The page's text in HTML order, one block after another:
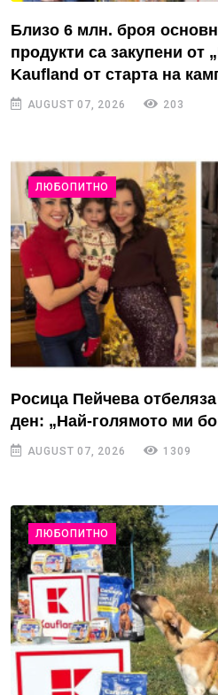
Близо 6 млн. броя
продукти са закупени от
Kaufland от старта на
AUGUST 07, 2026 203
ЛЮБОПИТНО
Росица Пейчева
ден: „Най-голямото ми
AUGUST 07, 2026 1309
ЛЮБОПИТНО